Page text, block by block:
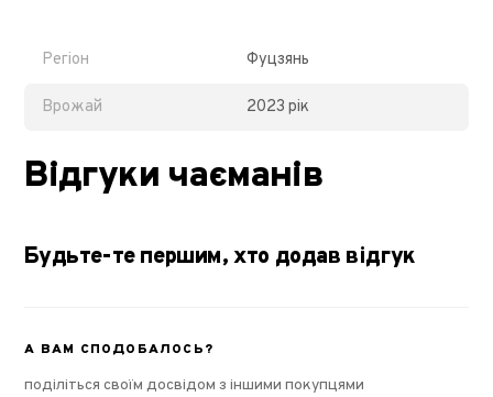
Регіон Фуцзянь
Врожай 2023 рік
Відгуки чаєманів
Будьте-те першим, хто додав відгук
А ВАМ СПОДОБАЛОСЬ?
поділіться своїм досвідом з іншими покупцями